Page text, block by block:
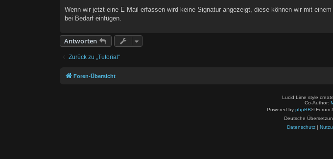
Wenn wir jetzt eine E-Mail erfassen wird keine Signatur angezeigt, diese können wir mit
bei Bedarf einfügen.
Antworten
Zurück zu „Tutorial“
Foren-Übersicht
Lucid Lime style
Co-Author:
Powered by phpBB® Forum
Deutsche
Datenschutz|